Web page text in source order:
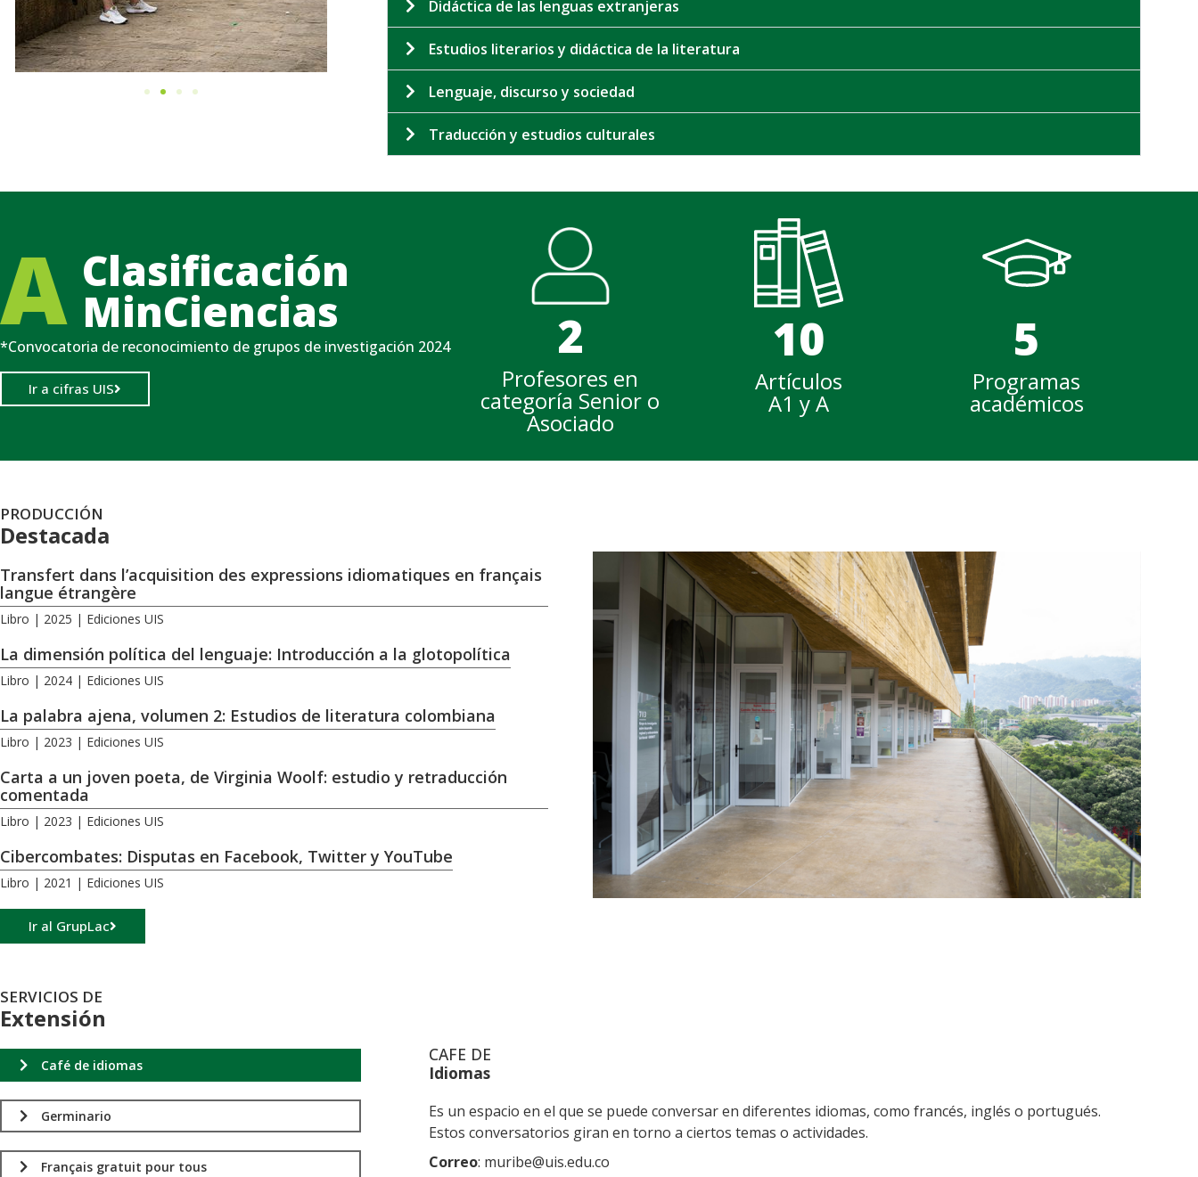
Didáctica de las lenguas extranjeras
Estudios literarios y didáctica de la literatura
Lenguaje, discurso y sociedad
Traducción y estudios culturales
A Clasificación
MinCiencias
*Convocatoria de reconocimiento de grupos de investigación 2024
Ir a cifras UIS
2
Profesores en
categoría Senior o
Asociado
10
Artículos
A1 y A
5
Programas
académicos
PRODUCCIÓN
Destacada
Transfert dans l’acquisition des expressions idiomatiques en français
langue étrangère
Libro | 2025 | Ediciones UIS
La dimensión política del lenguaje: Introducción a la glotopolítica
Libro | 2024 | Ediciones UIS
La palabra ajena, volumen 2: Estudios de literatura colombiana
Libro | 2023 | Ediciones UIS
Carta a un joven poeta, de Virginia Woolf: estudio y retraducción
comentada
Libro | 2023 | Ediciones UIS
Cibercombates: Disputas en Facebook, Twitter y YouTube
Libro | 2021 | Ediciones UIS
Ir al GrupLac
SERVICIOS DE
Extensión
Café de idiomas
Germinario
Français gratuit pour tous
CAFÉ DE
Idiomas
Es un espacio en el que se puede conversar en diferentes idiomas, como francés, inglés o portugués.
Estos conversatorios giran en torno a ciertos temas o actividades.
Correo: muribe@uis.edu.co